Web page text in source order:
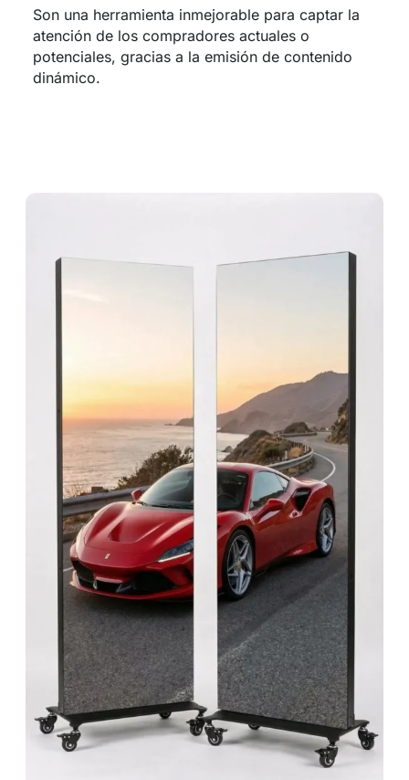
Son una herramienta inmejorable para captar la
atención de los compradores actuales o
potenciales, gracias a la emisión de contenido
dinámico.